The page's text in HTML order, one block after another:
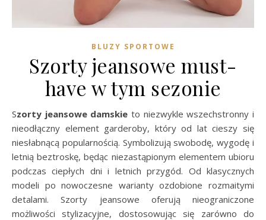
BLUZY SPORTOWE
Szorty jeansowe must-
have w tym sezonie
Szorty jeansowe damskie to niezwykle wszechstronny i
nieodłączny element garderoby, który od lat cieszy się
niesłabnącą popularnością. Symbolizują swobodę, wygodę i
letnią beztroskę, będąc niezastąpionym elementem ubioru
podczas ciepłych dni i letnich przygód. Od klasycznych
modeli po nowoczesne warianty ozdobione rozmaitymi
detalami. Szorty jeansowe oferują nieograniczone
możliwości stylizacyjne, dostosowując się zarówno do